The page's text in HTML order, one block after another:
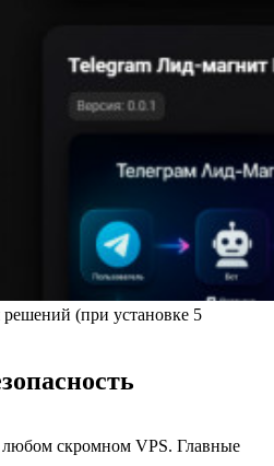
решений (при установке 5
любом скромном VPS. Главные